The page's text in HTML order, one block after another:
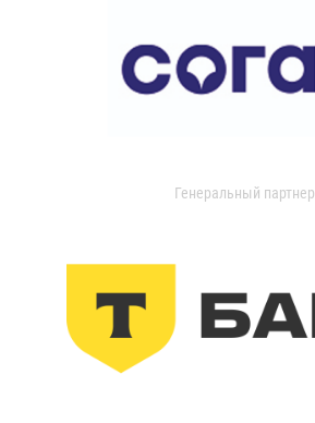
Генеральный партнер